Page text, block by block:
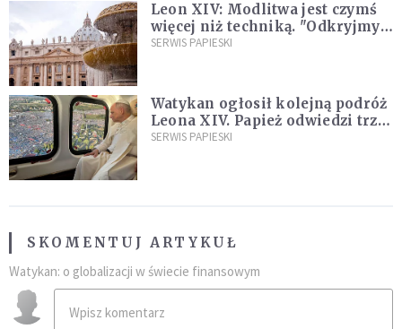
Leon XIV: Modlitwa jest czymś
więcej niż techniką. "Odkryjmy
ją na nowo"
SERWIS PAPIESKI
Watykan ogłosił kolejną podróż
Leona XIV. Papież odwiedzi trzy
kraje Ameryki Południowej
SERWIS PAPIESKI
SKOMENTUJ ARTYKUŁ
Watykan: o globalizacji w świecie finansowym